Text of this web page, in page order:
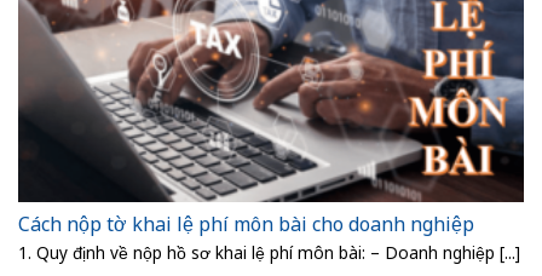
Cách nộp tờ khai lệ phí môn bài cho doanh nghiệp
1. Quy định về nộp hồ sơ khai lệ phí môn bài: – Doanh nghiệp [...]